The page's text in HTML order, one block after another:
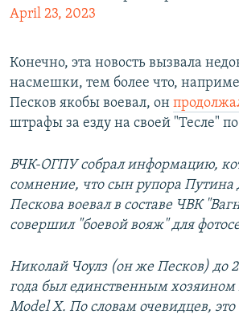
April 23, 2023
Конечно, эта новость вызвала
насмешки, тем более что,
Песков якобы воевал, он
штрафы за езду на своей "Тесле"
ВЧК-ОГПУ собрал информацию,
сомнение, что сын рупора
Пескова воевал в составе ЧВК
совершил "боевой вояж" для
Николай Чоулз (он же Песков) до
года был единственным
Model X. По словам очевидцев, это